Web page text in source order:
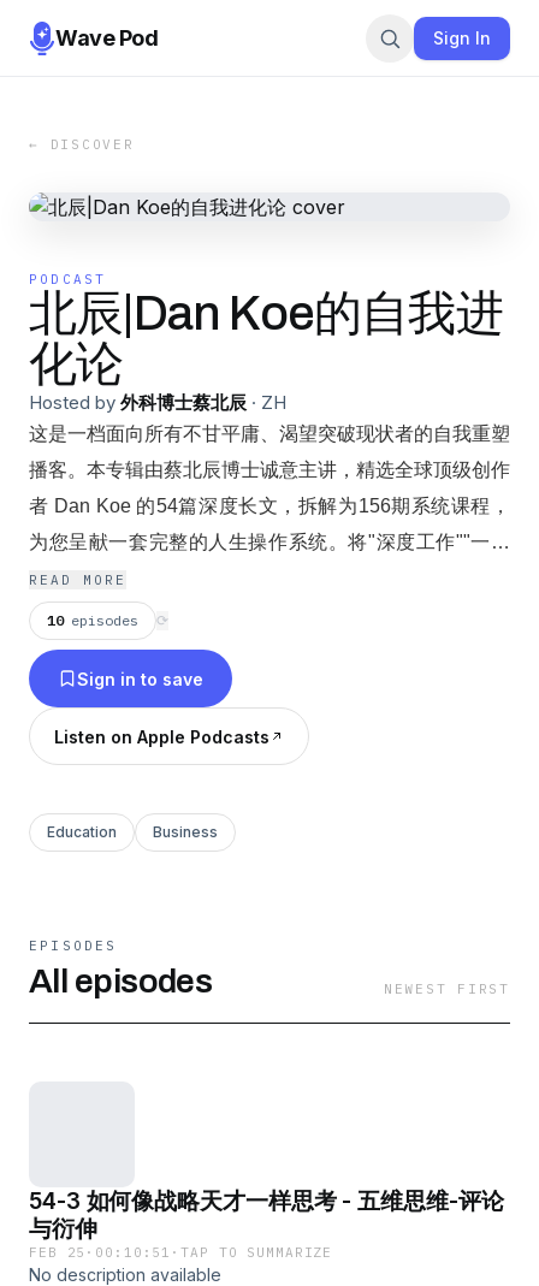
Wave Pod Sign In
← DISCOVER
PODCAST
北辰|Dan Koe的自我进
化论
Hosted by 外科博士蔡北辰 · ZH
这是一档面向所有不甘平庸、渴望突破现状者的自我重塑
播客。本专辑由蔡北辰博士诚意主讲，精选全球顶级创作
者 Dan Koe 的54篇深度长文，拆解为156期系统课程，
为您呈献一套完整的人生操作系统。将"深度工作""一人
企业""AI时代生存法则"等前沿理念，转化为你在通勤途
中就能吸收的实战心法；将"如何开启全新人生""十二个
月改变自己""通向顶层1%的地图"等核心框架，打磨成你
随时可调用的思维工具。不贩卖焦虑，只提供方法；不空
谈道理，只给可执行的行动路径。愿你在这里找到打破困
局的支点，用接下来的一年，换一个完全不同的自己。
READ MORE
10 episodes ⟳
Sign in to save
Listen on Apple Podcasts
Education Business
EPISODES
All episodes NEWEST FIRST
54-3 如何像战略天才一样思考 - 五维思维-评论
与衍伸
FEB 25 · 00:10:51 ·TAP TO SUMMARIZE
No description available